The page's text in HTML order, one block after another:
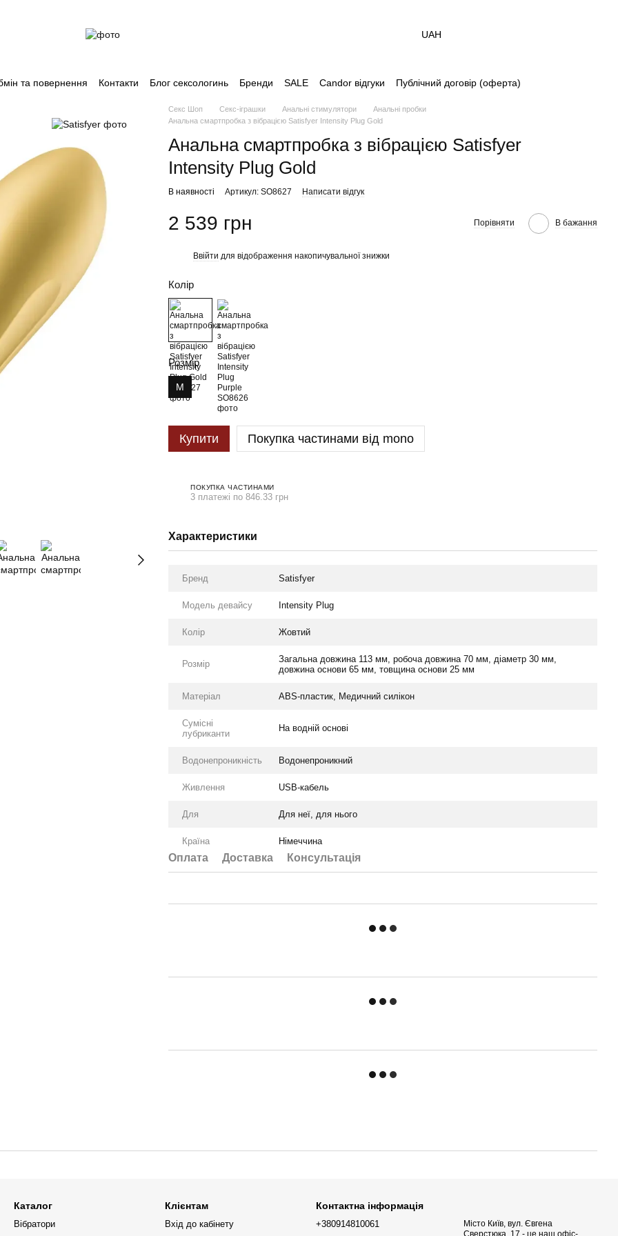
UAH
та повернення Контакти Блог сексологинь Бренди SALE Candor відгуки Публічний договір (оферта)
Секс Шоп Секс-іграшки Анальні стимулятори
Анальні пробки
Анальна смартпробка з вібрацією Satisfyer Intensity Plug Gold
Анальна смартпробка з вібрацією Satisfyer
Intensity Plug Gold
В наявності Артикул: SO8627 Написати відгук
2 539 грн Порівняти В бажання
Ввійти для відображення накопичувальної знижки
Колір
Розмір
M
Купити Покупка частинами від mono
ПОКУПКА ЧАСТИНАМИ
3 платежі по 846.33 грн
Характеристики
Бренд Satisfyer
Модель девайсу Intensity Plug
Колір Жовтий
Розмір
Загальна довжина 113 мм, робоча довжина 70 мм, діаметр 30 мм,
довжина основи 65 мм, товщина основи 25 мм
Матеріал ABS-пластик, Медичний силікон
Сумісні
лубриканти
На водній основі
Водонепроникність Водонепроникний
Живлення USB-кабель
Для Для неї, для нього
Країна Німеччина
Оплата Доставка Консультація
Каталог
Вібратори
Клієнтам
Вхід до кабінету
Контактна інформація
+380914810061
Місто Київ, вул. Євгена
Сверстюка, 17 - це наш офіс-